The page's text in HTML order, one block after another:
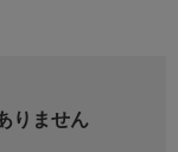
りません